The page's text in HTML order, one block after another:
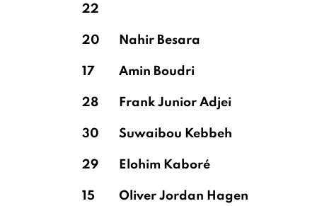
22
20 Nahir Besara
17 Amin Boudri
28 Frank Junior Adjei
30 Suwaibou Kebbeh
29 Elohim Kaboré
15 Oliver Jordan Hagen